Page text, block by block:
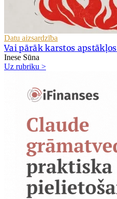
Datu aizsardzība
Vai pārāk karstos
Inese Sūna
Uz rubriku >